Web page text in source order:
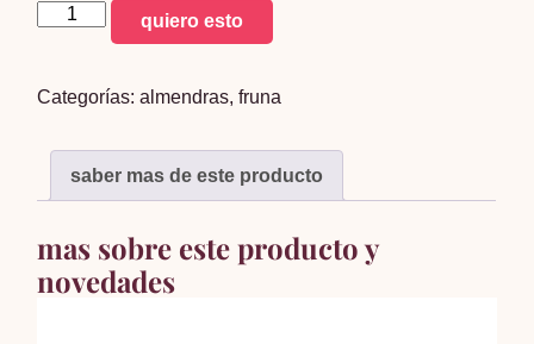
almendras
cantidad
quiero esto
Categorías:almendras,fruna
saber mas de este producto
mas sobre este producto y
novedades